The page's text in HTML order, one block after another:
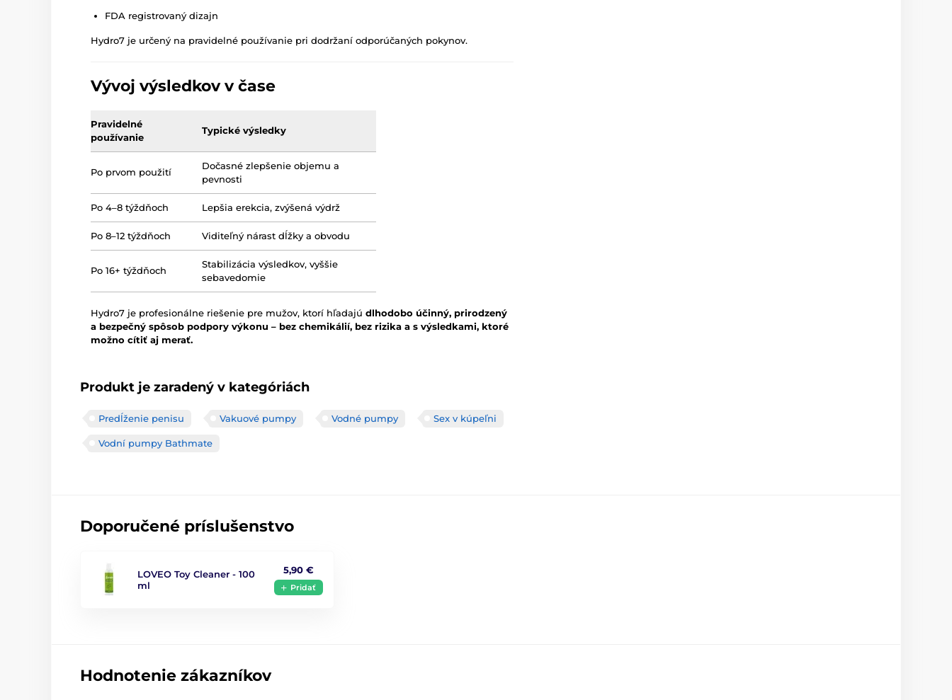
FDA registrovaný dizajn
Hydro7 je určený na pravidelné používanie pri dodržaní odporúčaných pokynov.
Vývoj výsledkov v čase
Pravidelné
používanie
Typické výsledky
Po prvom použití
Dočasné zlepšenie objemu a
pevnosti
Po 4–8 týždňoch Lepšia erekcia, zvýšená výdrž
Po 8–12 týždňoch Viditeľný nárast dĺžky a obvodu
Po 16+ týždňoch
Stabilizácia výsledkov, vyššie
sebavedomie
Hydro7 je profesionálne riešenie pre mužov, ktorí hľadajú dlhodobo účinný, prirodzený
a bezpečný spôsob podpory výkonu – bez chemikálií, bez rizika a s výsledkami, ktoré
možno cítiť aj merať.
Produkt je zaradený v kategóriách
Predĺženie penisu Vakuové pumpy Vodné pumpy Sex v kúpeľni
Vodní pumpy Bathmate
Doporučené príslušenstvo
LOVEO Toy Cleaner - 100
ml
5,90 €
Pridať
Hodnotenie zákazníkov